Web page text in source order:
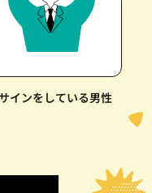
インをしている男性